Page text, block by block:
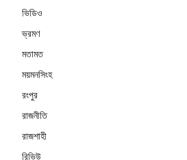
ভিডিও
ভ্রমণ
মতামত
ময়মনসিংহ
রংপুর
রাজনীতি
রাজশাহী
রিভিউ